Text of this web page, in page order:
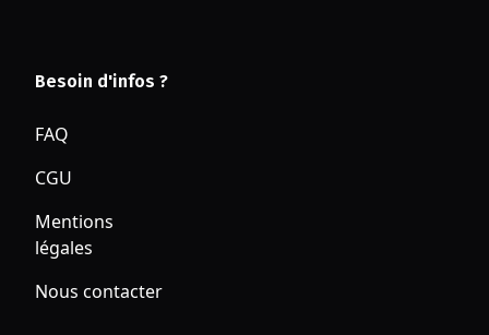
Besoin d'infos ?
FAQ
CGU
Mentions
légales
Nous contacter